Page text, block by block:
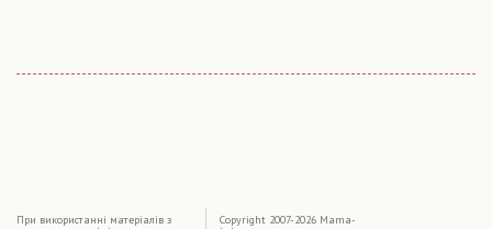
При використаннi матерiалiв з Copyright 2007-2026 Mama-